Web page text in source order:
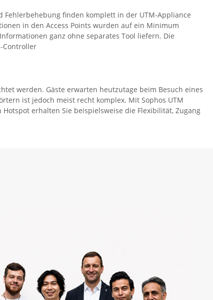
Fehlerbehebung finden komplett in der UTM-Appliance
in den Access Points wurden auf ein Minimum
ganz ohne separates Tool liefern. Die
Controller
werden. Gäste erwarten heutzutage beim Besuch eines
ist jedoch meist recht komplex. Mit Sophos UTM
erhalten Sie beispielsweise die Flexibilität, Zugang